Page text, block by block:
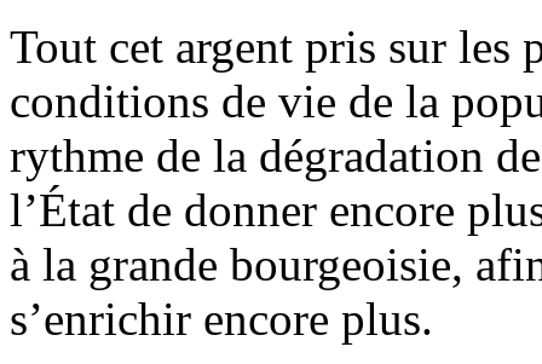
Tout cet argent pris sur les
conditions de vie de la
rythme de la dégradation
l’État de donner encore
à la grande bourgeoisie,
s’enrichir encore plus.